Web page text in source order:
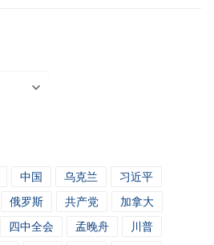
中国 乌克兰
习近平
俄罗斯 共产党
加拿大
四中全会 孟晚舟
川普